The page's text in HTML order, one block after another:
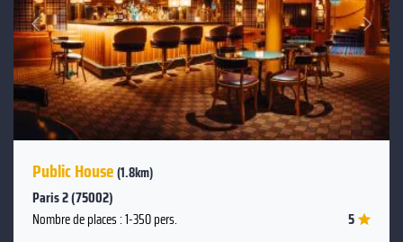
Précédent
Suivant
Public House(1.8km)
Paris 2 (75002)
Nombre de places : 1-350 pers. 5